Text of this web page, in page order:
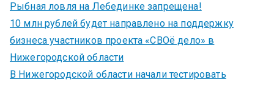
Рыбная ловля на Лебединке запрещена!
10 млн рублей будет направлено на поддержку
бизнеса участников проекта «СВОё дело» в
Нижегородской области
В Нижегородской области начали тестировать